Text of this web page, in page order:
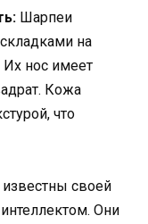
Шарпеи
на
нос имеет
Кожа
что
своей
Они